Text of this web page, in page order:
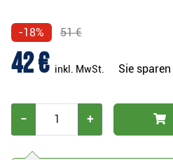
-18% 51 €
42 € inkl. MwSt. Sie sparen
− +